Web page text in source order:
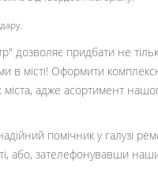
дозволяє придбати не
в місті! Оформити
міста, адже асортимент
помічник у галузі
або, зателефонувавши